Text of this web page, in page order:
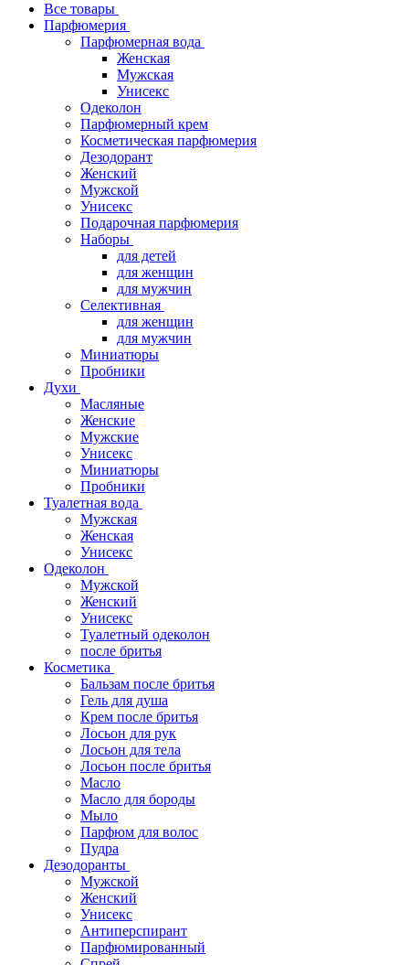
Все товары
Парфюмерия
Парфюмерная вода
Женская
Мужская
Унисекс
Одеколон
Парфюмерный крем
Косметическая парфюмерия
Дезодорант
Женский
Мужской
Унисекс
Подарочная парфюмерия
Наборы
для детей
для женщин
для мужчин
Селективная
для женщин
для мужчин
Миниатюры
Пробники
Духи
Масляные
Женские
Мужские
Унисекс
Миниатюры
Пробники
Туалетная вода
Мужская
Женская
Унисекс
Одеколон
Мужской
Женский
Унисекс
Туалетный одеколон
после бритья
Косметика
Бальзам после бритья
Гель для душа
Крем после бритья
Лосьон для рук
Лосьон для тела
Лосьон после бритья
Масло
Масло для бороды
Мыло
Парфюм для волос
Пудра
Дезодоранты
Мужской
Женский
Унисекс
Антиперспирант
Парфюмированный